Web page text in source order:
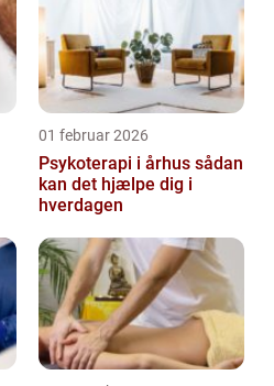
01 februar 2026
Psykoterapi i århus sådan
kan det hjælpe dig i
hverdagen